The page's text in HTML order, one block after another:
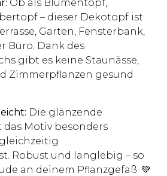
Ob als Blumentopf,
– dieser Dekotopf ist
Garten, Fensterbank,
Büro. Dank des
gibt es keine Staunässe,
Zimmerpflanzen gesund
Die glänzende
Motiv besonders
Robust und langlebig – so
an deinem Pflanzgefäß. 💚